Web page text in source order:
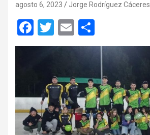
agosto 6, 2023 Jorge Rodríguez Cáceres
F
a
o
o
k
T
wi
er
E
m
ail
o
m
p
ar
tir